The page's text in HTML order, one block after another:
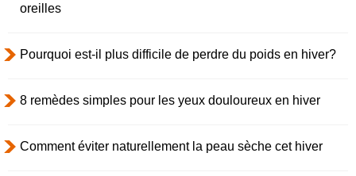
oreilles
Pourquoi est-il plus difficile de perdre du poids en hiver?
8 remèdes simples pour les yeux douloureux en hiver
Comment éviter naturellement la peau sèche cet hiver